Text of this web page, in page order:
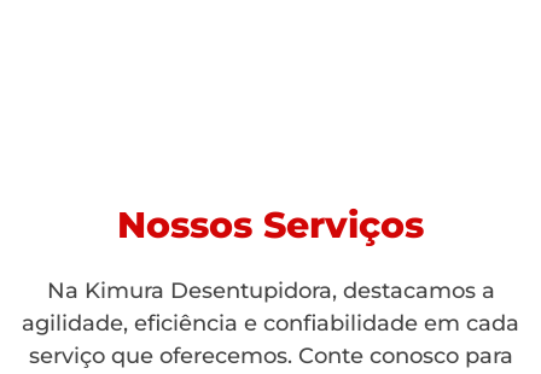
Nossos Serviços
Na Kimura Desentupidora, destacamos a
agilidade, eficiência e confiabilidade em cada
serviço que oferecemos. Conte conosco para